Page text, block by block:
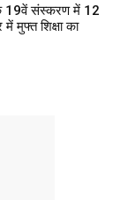
19वें संस्करण में 12
में मुफ्त शिक्षा का